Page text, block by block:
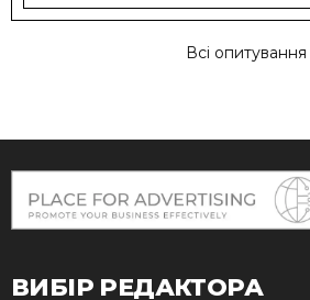
Всі опитування
ВИБІР РЕДАКТОРА